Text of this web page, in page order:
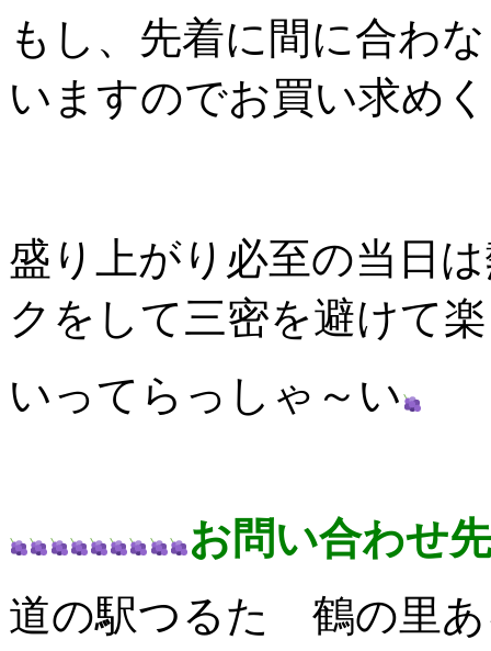
もし、先着に間に合わ
いますのでお買い求め
盛り上がり必至の当日
クをして三密を避けて
いってらっしゃ～い
お問い合わせ先
道の駅つるた 鶴の里